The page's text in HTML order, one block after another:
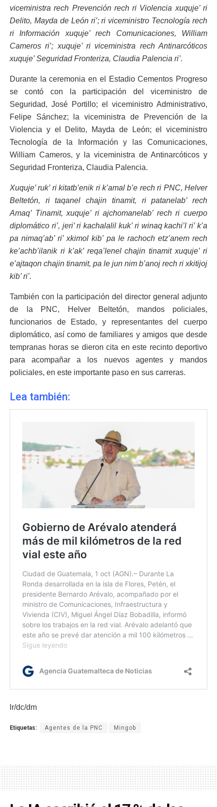
viceministra rech Prevención rech ri Violencia xuquje’ ri
Delito, Mayda de León ri’; ri viceministro Tecnología rech
ri Información xuquje’ rech Comunicaciones, William
Cameros ri’; xuquje’ ri viceministra rech Antinarcóticos
xuquje’ Seguridad Fronteriza, Claudia Palencia ri’.
Durante la ceremonia en el Estadio Cementos Progreso
se contó con la participación del viceministro de
Seguridad, José Portillo; el viceministro Administrativo,
Felipe Sánchez; la viceministra de Prevención de la
Violencia y el Delito, Mayda de León; el viceministro
Tecnología de la Información y las Comunicaciones,
William Cameros, y la viceministra de Antinarcóticos y
Seguridad Fronteriza, Claudia Palencia.
Xuquje’ ruk’ ri kitatb’enik ri k’amal b’e rech ri PNC, Helver
Beltetón, ri taqanel chajin tinamit, ri patanelab’ rech
Amaq’ Tinamit, xuquje’ ri ajchomanelab’ rech ri cuerpo
diplomático ri’, jeri’ ri kachalalil kuk’ ri winaq kachi’l ri’ k’a
pa nimaq’ab’ ri’ xkimol kib’ pa le rachoch etz’anem rech
ke’achb’ilanik ri k’ak’ reqa’lenel chajin tinamit xuquje’ ri
e’ajtaqon chajin tinamit, pa le jun nim b’anoj rech ri xkitijoj
kib’ ri’.
También con la participación del director general adjunto
de la PNC, Helver Beltetón, mandos policiales,
funcionarios de Estado, y representantes del cuerpo
diplomático, así como de familiares y amigos que desde
tempranas horas se dieron cita en este recinto deportivo
para acompañar a los nuevos agentes y mandos
policiales, en este importante paso en sus carreras.
Lea también:
lr/dc/dm
Etiquetas: Agentes de la PNC Mingob